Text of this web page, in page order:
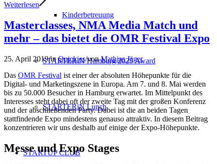
Kinderbetreuung
STARTERiN Hamburg 2025 Award
STARTERiN Lunch
STARTUP CLUB
Weiterlesen
Masterclasses, NMA Media Match und
mehr – das bietet die OMR Festival Expo
25. April 2019/inQuickies/vonMathias Jäger
Das OMR Festival ist einer der absoluten Höhepunkte für die
Digital- und Marketingszene in Europa. Am 7. und 8. Mai werden
bis zu 50.000 Besucher in Hamburg erwartet. Im Mittelpunkt des
Interesses steht dabei oft der zweite Tag mit der großen Konferenz
und der abschließenden Party. Dabei ist die an beiden Tagen
stattfindende Expo mindestens genauso attraktiv. In diesem Beitrag
konzentrieren wir uns deshalb auf einige der Expo-Höhepunkte.
Messe und Expo Stages